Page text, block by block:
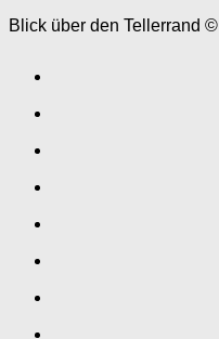
Blick über den Tellerrand